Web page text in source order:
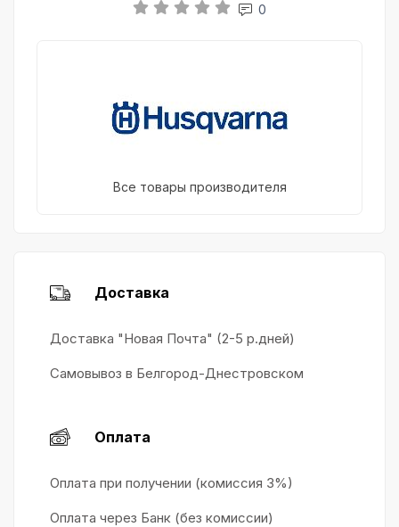
0
Все товары производителя
Доставка
Доставка "Новая Почта" (2-5 р.дней)
Самовывоз в Белгород-Днестровском
Оплата
Оплата при получении (комиссия 3%)
Оплата через Банк (без комиссии)